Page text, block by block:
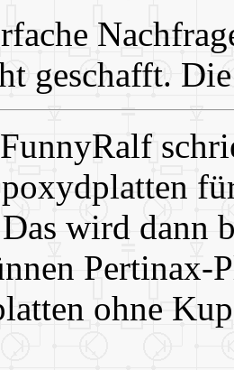
geschafft.
FunnyRalf
wird dann
Pertinax-
ohne